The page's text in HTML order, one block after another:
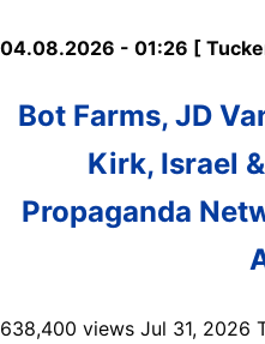
04.08.2026 - 01:26 [
Bot Farms, JD
Kirk, Israel
Propaganda
638,400 views Jul 31, 2026